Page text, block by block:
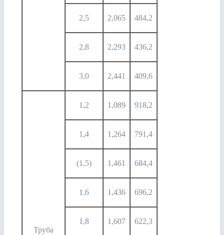
2,5 2,065 484,2
2,8 2,293 436,2
3,0 2,441 409,6
Труба
1,2 1,089 918,2
1,4 1,264 791,4
(1,5) 1,461 684,4
1,6 1,436 696,2
1,8 1,607 622,3